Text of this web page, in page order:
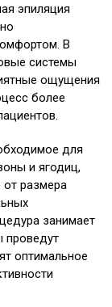
эпиляция
В
системы
ощущения
более
для
и ягодиц,
от размера
занимает
проведут
оптимальное